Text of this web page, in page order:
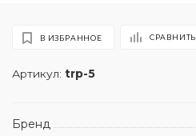
Артикул: trp-5
В ИЗБРАННОЕ СРАВНИТЬ
Бренд